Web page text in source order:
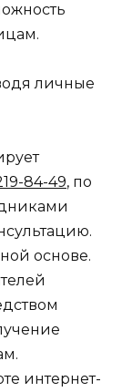
личные
84-49, по
основе.
интернет-